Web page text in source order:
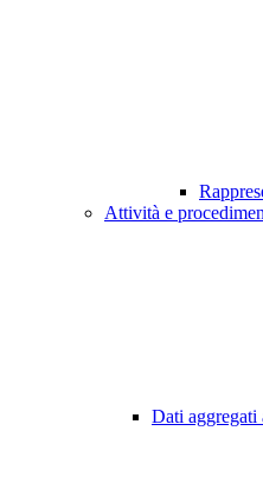
Attività e
Dati aggregati